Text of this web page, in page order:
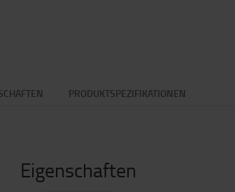
PRODUKTSPEZIFIKATIONEN
Eigenschaften